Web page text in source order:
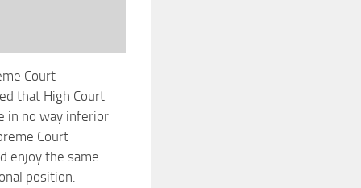
Court
that High Court
in no way inferior
Court
enjoy the same
position.